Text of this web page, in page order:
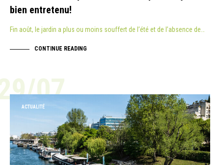
bien entretenu!
Fin août, le jardin a plus ou moins souffert de l’été et de l’absence de…
CONTINUE READING
07
ACTUALITÉ